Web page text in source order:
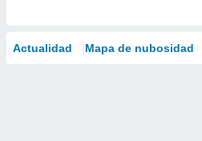
Actualidad Mapa de nubosidad